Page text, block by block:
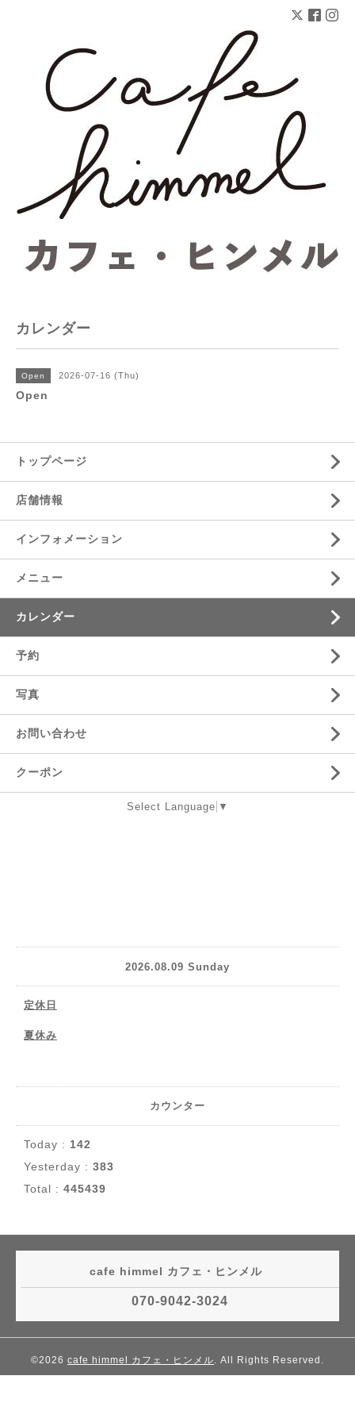
カレンダー
Open 2026-07-16 (Thu)
Open
トップページ
店舗情報
インフォメーション
メニュー
カレンダー
予約
写真
お問い合わせ
クーポン
Select Language ▼
2026.08.09 Sunday
定休日
夏休み
カウンター
Today : 142
Yesterday : 383
Total : 445439
cafe himmel カフェ・ヒンメル
070-9042-3024
©2026 cafe himmel カフェ・ヒンメル. All Rights Reserved.